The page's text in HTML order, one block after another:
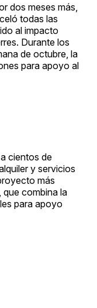
dos meses más,
todas las
al impacto
Durante los
de octubre, la
para apoyo al
cientos de
y servicios
más
que combina la
para apoyo